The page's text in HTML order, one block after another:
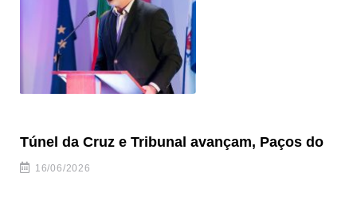
Túnel da Cruz e Tribunal avançam, Paços do
16/06/2026